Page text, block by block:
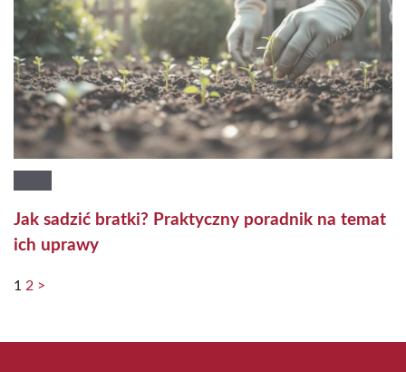
Jak sadzić bratki? Praktyczny poradnik na temat
ich uprawy
1 2 >